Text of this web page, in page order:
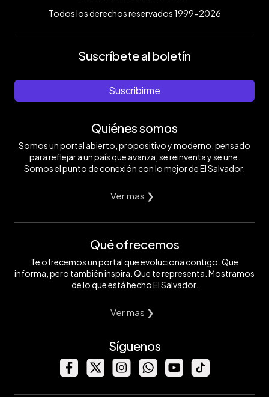
Todos los derechos reservados 1999-2026
Suscríbete al boletín
Suscribirme
Quiénes somos
Somos un portal abierto, propositivo y moderno, pensado
para reflejar a un país que avanza, se reinventa y se une.
Somos el punto de conexión con lo mejor de El Salvador.
Ver mas ❯
Qué ofrecemos
Te ofrecemos un portal que evoluciona contigo. Que
informa, pero también inspira. Que te representa. Mostramos
de lo que está hecho El Salvador.
Ver mas ❯
Síguenos